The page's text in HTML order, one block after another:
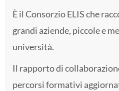
È il Consorzio ELIS che
grandi aziende, piccole e
università.
Il rapporto di
percorsi formativi